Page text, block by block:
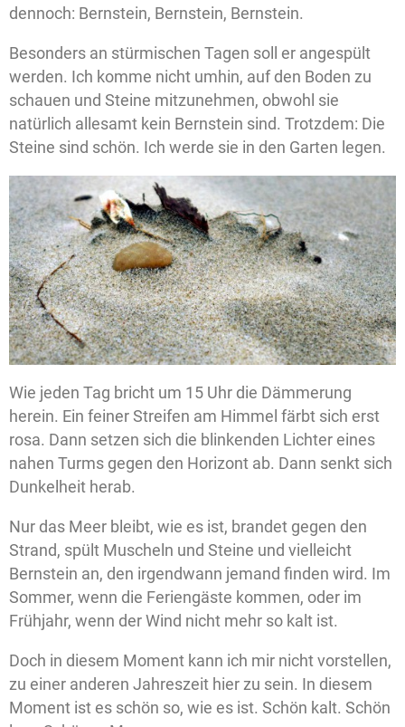
dennoch: Bernstein, Bernstein, Bernstein.
Besonders an stürmischen Tagen soll er angespült
werden. Ich komme nicht umhin, auf den Boden zu
schauen und Steine mitzunehmen, obwohl sie
natürlich allesamt kein Bernstein sind. Trotzdem: Die
Steine sind schön. Ich werde sie in den Garten legen.
Wie jeden Tag bricht um 15 Uhr die Dämmerung
herein. Ein feiner Streifen am Himmel färbt sich erst
rosa. Dann setzen sich die blinkenden Lichter eines
nahen Turms gegen den Horizont ab. Dann senkt sich
Dunkelheit herab.
Nur das Meer bleibt, wie es ist, brandet gegen den
Strand, spült Muscheln und Steine und vielleicht
Bernstein an, den irgendwann jemand finden wird. Im
Sommer, wenn die Feriengäste kommen, oder im
Frühjahr, wenn der Wind nicht mehr so kalt ist.
Doch in diesem Moment kann ich mir nicht vorstellen,
zu einer anderen Jahreszeit hier zu sein. In diesem
Moment ist es schön so, wie es ist. Schön kalt. Schön